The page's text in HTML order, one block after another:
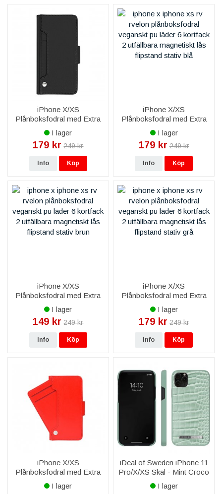
iPhone X/XS
Plånboksfodral med Extra
Kortfack - Svart
I lager
179 kr 249 kr
Info Köp
iPhone X/XS
Plånboksfodral med Extra
Kortfack - Blå
I lager
179 kr 249 kr
Info Köp
iPhone X/XS
Plånboksfodral med Extra
Kortfack - Brun
I lager
149 kr 249 kr
Info Köp
iPhone X/XS
Plånboksfodral med Extra
Kortfack - Grå
I lager
179 kr 249 kr
Info Köp
iPhone X/XS
Plånboksfodral med Extra
Kortfack Stativ - Röd
I lager
iDeal of Sweden iPhone 11
Pro/X/XS Skal - Mint Croco
I lager